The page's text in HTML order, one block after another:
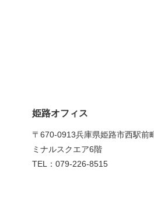
姫路オフィス
〒670-0913兵庫県姫路市西駅前
ミナルスクエア6階
TEL：079-226-8515